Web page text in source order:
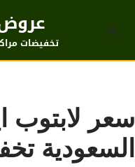
تخطى
تخفيضات
سعر لابتوب
السعودية